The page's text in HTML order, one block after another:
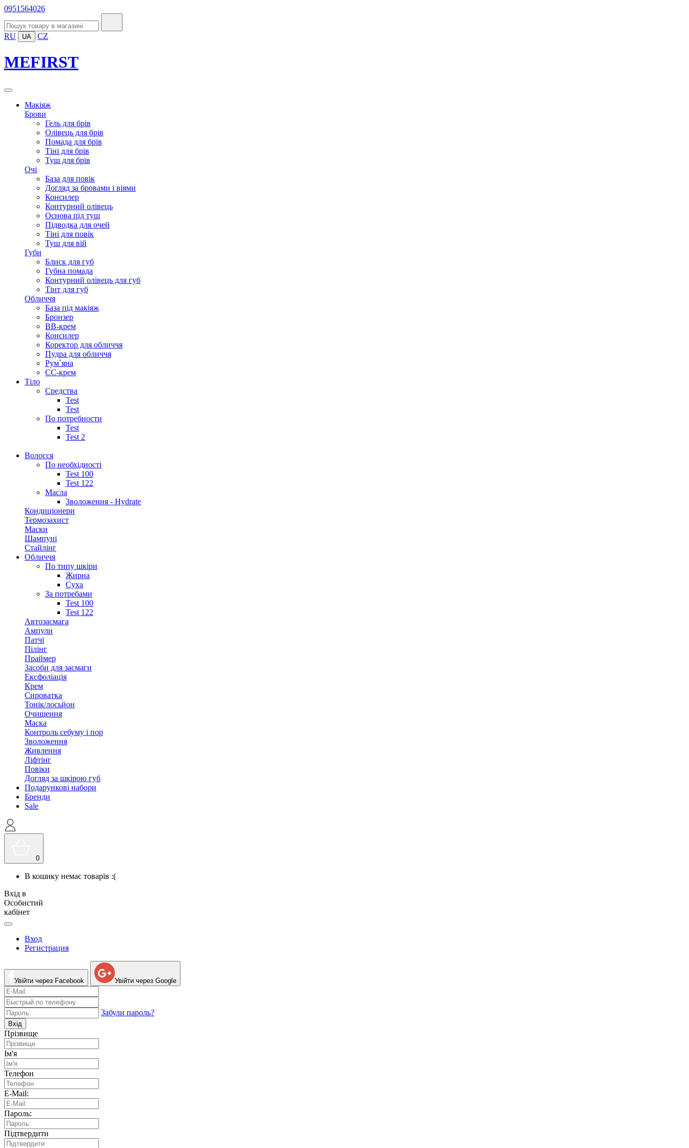
0951564026
RU UA CZ
MEFIRST
Макіяж
Брови
Гель для брів
Олівець для брів
Помада для брів
Тіні для брів
Туш для брів
Очі
База для повік
Догляд за бровами і віями
Консилер
Контурний олівець
Основа під туш
Підводка для очей
Тіні для повік
Туш для вій
Губи
Блиск для губ
Губна помада
Контурний олівець для губ
Тінт для губ
Обличчя
База під макіяж
Бронзер
ВВ-крем
Консилер
Коректор для обличчя
Пудра для обличчя
Рум`яна
СС-крем
Тіло
Средства
Test
Test
По потребности
Test
Test 2
Волосся
По необхідності
Test 100
Test 122
Масла
Зволоження - Hydrate
Кондиціонери
Термозахист
Маски
Шампуні
Стайлінг
Обличчя
По типу шкіри
Жирна
Суха
За потребами
Test 100
Test 122
Автозасмага
Ампули
Патчі
Пілінг
Праймер
Засоби для засмаги
Ексфоліація
Крем
Сироватка
Тонік/лосьйон
Очищення
Маска
Контроль себуму і пор
Зволоження
Живлення
Ліфтінг
Повіки
Догляд за шкірою губ
Подарункові набори
Бренди
Sale
0
В кошику немає товарів :(
Вхід в
Особистий
кабінет
Вход
Регистрация
Увійти через Facebook Увійти через Google
Забули пароль?
Вхід
Прізвище
Ім'я
Телефон
E-Mail:
Пароль:
Підтвердити